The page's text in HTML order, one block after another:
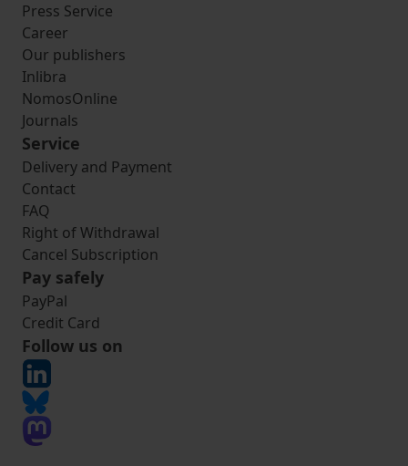
Press Service
Career
Our publishers
Inlibra
NomosOnline
Journals
Service
Delivery and Payment
Contact
FAQ
Right of Withdrawal
Cancel Subscription
Pay safely
PayPal
Credit Card
Follow us on